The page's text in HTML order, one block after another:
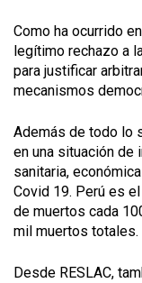
Como ha ocurrido
legítimo rechazo a
para justificar
mecanismos
Además de todo lo
en una situación de
sanitaria,
Covid 19. Perú es
de muertos cada
mil muertos totales.
Desde RESLAC,